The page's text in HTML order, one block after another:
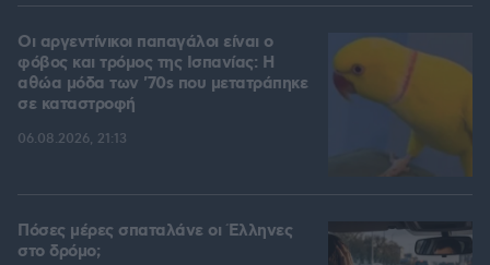
Οι αργεντίνικοι παπαγάλοι είναι ο
φόβος και τρόμος της Ισπανίας: Η
αθώα μόδα των '70s που μετατράπηκε
σε καταστροφή
06.08.2026, 21:13
Πόσες μέρες σπαταλάνε οι Έλληνες
στο δρόμο;